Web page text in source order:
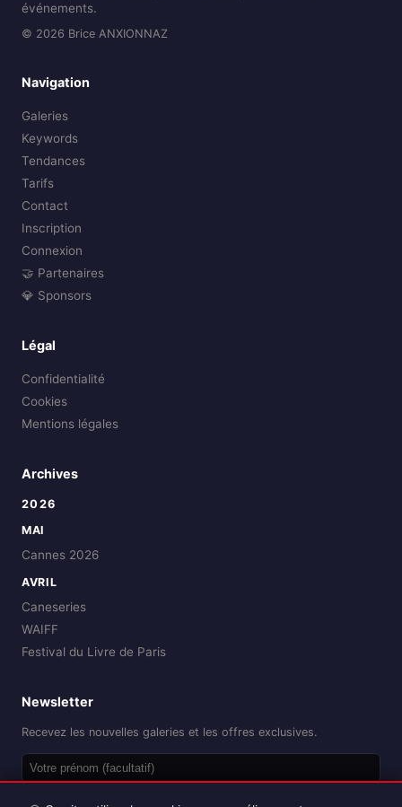
événements.
© 2026 Brice ANXIONNAZ
Navigation
Galeries
Keywords
Tendances
Tarifs
Contact
Inscription
Connexion
🤝 Partenaires
💎 Sponsors
Légal
Confidentialité
Cookies
Mentions légales
Archives
2026
MAI
Cannes 2026
AVRIL
Caneseries
WAIFF
Festival du Livre de Paris
Newsletter
Recevez les nouvelles galeries et les offres exclusives.